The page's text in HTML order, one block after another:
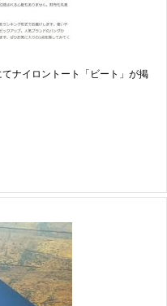
てナイロントート「ビート」が掲